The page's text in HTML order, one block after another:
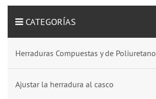
CATEGORÍAS
Herraduras Compuestas y de Poliuretano
Ajustar la herradura al casco